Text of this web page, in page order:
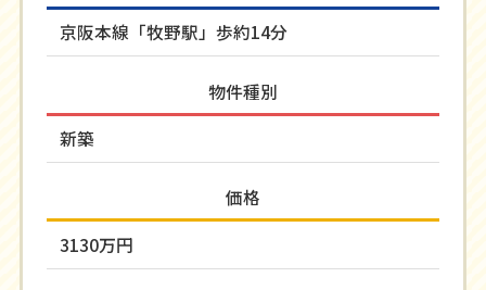
京阪本線「牧野駅」歩約14分
物件種別
新築
価格
3130万円